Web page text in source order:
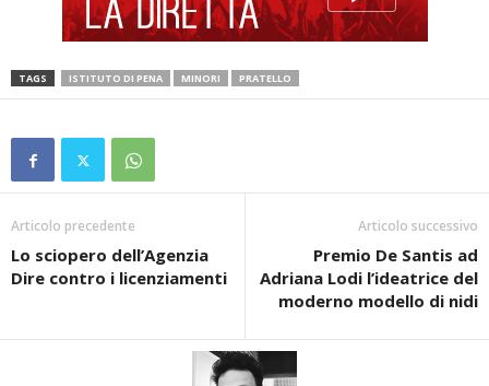
TAGS ISTITUTO DI PENA MINORI PRATELLO
Articolo precedente
Lo sciopero dell’Agenzia
Dire contro i licenziamenti
Articolo successivo
Premio De Santis ad
Adriana Lodi l’ideatrice del
moderno modello di nidi